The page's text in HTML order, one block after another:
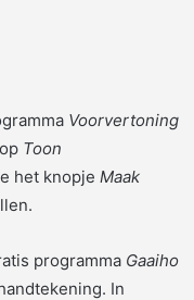
Voorvertoning
Toon
het knopje Maak
programma Gaaiho
In